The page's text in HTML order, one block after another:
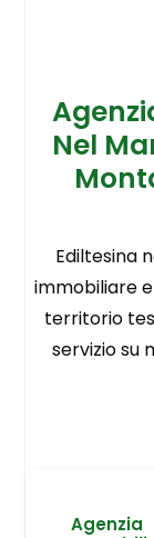
Nel
Ediltesina
immobiliare
territorio
servizio su
Agenzia